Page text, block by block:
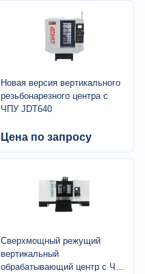
Новая версия вертикального
резьбонарезного центра с
ЧПУ JDT640
Цена по запросу
Сверхмощный режущий
вертикальный
обрабатывающий центр с ЧПУ